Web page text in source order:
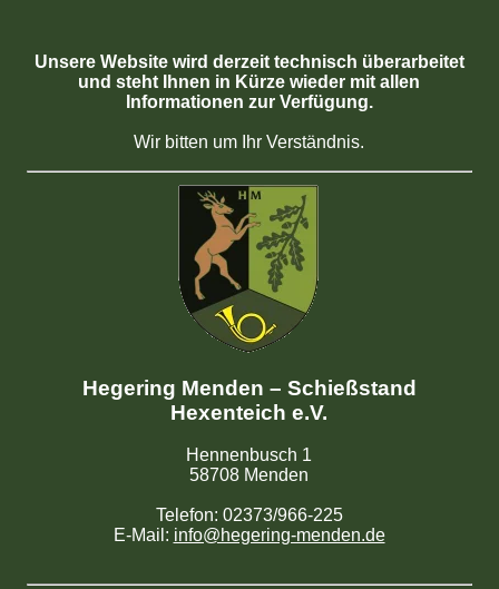
Unsere Website wird derzeit technisch überarbeitet
und steht Ihnen in Kürze wieder mit allen
Informationen zur Verfügung.
Wir bitten um Ihr Verständnis.
Hegering Menden – Schießstand
Hexenteich e.V.
Hennenbusch 1
58708 Menden
Telefon: 02373/966-225
E-Mail: info@hegering-menden.de